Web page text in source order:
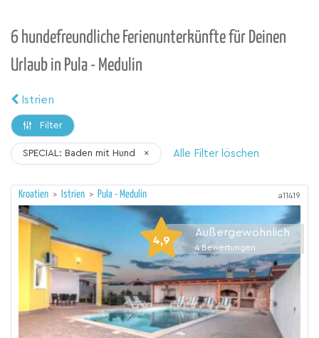
6 hundefreundliche Ferienunterkünfte für Deinen
Urlaub in Pula - Medulin
Istrien
Filter
SPECIAL: Baden mit Hund × Alle Filter löschen
Kroatien > Istrien > Pula - Medulin a11419
4,9
Außergewöhnlich
4 Bewertungen